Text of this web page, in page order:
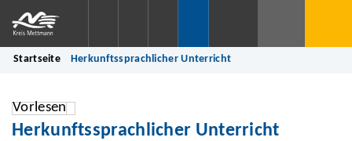
Startseite Herkunftssprachlicher Unterricht
Vorlesen
Herkunftssprachlicher Unterricht